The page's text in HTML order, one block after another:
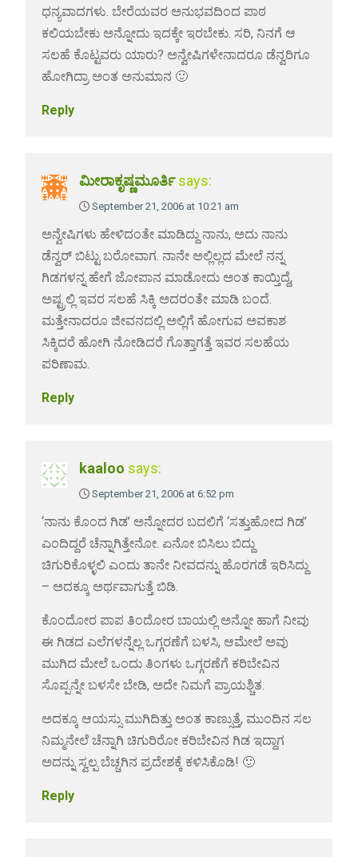
ಧನ್ಯವಾದಗಳು. ಬೇರೆಯವರ ಅನುಭವದಿಂದ ಪಾಠ
ಕಲಿಯಬೇಕು ಅನ್ನೋದು ಇದಕ್ಕೇ ಇರಬೇಕು. ಸರಿ, ನಿನಗೆ ಆ
ಸಲಹೆ ಕೊಟ್ಟವರು ಯಾರು? ಅನ್ವೇಷಿಗಳೇನಾದರೂ ಡೆನ್ವರಿಗೂ
ಹೋಗಿದ್ರಾ ಅಂತ ಅನುಮಾನ 🙂
Reply
ಮೀರಾಕೃಷ್ಣಮೂರ್ತಿ says:
September 21, 2006 at 10:21 am
ಅನ್ವೇಷಿಗಳು ಹೇಳಿದಂತೇ ಮಾಡಿದ್ದು ನಾನು, ಅದು ನಾನು
ಡೆನ್ವರ್ ಬಿಟ್ಟು ಬರೋವಾಗ. ನಾನೇ ಅಲ್ಲಿಲ್ಲದ ಮೇಲೆ ನನ್ನ
ಗಿಡಗಳನ್ನ ಹೇಗೆ ಜೋಪಾನ ಮಾಡೋದು ಅಂತ ಕಾಯ್ತಿದ್ದೆ,
ಅಷ್ಟ್ರಲ್ಲಿ ಇವರ ಸಲಹೆ ಸಿಕ್ಕಿ ಅದರಂತೇ ಮಾಡಿ ಬಂದೆ.
ಮತ್ತೇನಾದರೂ ಜೀವನದಲ್ಲಿ ಅಲ್ಲಿಗೆ ಹೋಗುವ ಅವಕಾಶ
ಸಿಕ್ಕಿದರೆ ಹೋಗಿ ನೋಡಿದರೆ ಗೊತ್ತಾಗತ್ತೆ ಇವರ ಸಲಹೆಯ
ಪರಿಣಾಮ.
Reply
kaaloo says:
September 21, 2006 at 6:52 pm
‘ನಾನು ಕೊಂದ ಗಿಡ’ ಅನ್ನೋದರ ಬದಲಿಗೆ ‘ಸತ್ತುಹೋದ ಗಿಡ’
ಎಂದಿದ್ದರೆ ಚೆನ್ನಾಗಿತ್ತೇನೋ. ಏನೋ ಬಿಸಿಲು ಬಿದ್ದು
ಚಿಗುರಿಕೊಳ್ಳಲಿ ಎಂದು ತಾನೇ ನೀವದನ್ನು ಹೊರಗಡೆ ಇರಿಸಿದ್ದು
– ಅದಕ್ಕೂ ಅರ್ಥವಾಗುತ್ತೆ ಬಿಡಿ.
ಕೊಂದೋರ ಪಾಪ ತಿಂದೋರ ಬಾಯಲ್ಲಿ ಅನ್ನೋ ಹಾಗೆ ನೀವು
ಈ ಗಿಡದ ಎಲೆಗಳನ್ನೆಲ್ಲ ಒಗ್ಗರಣೆಗೆ ಬಳಸಿ, ಆಮೇಲೆ ಅವು
ಮುಗಿದ ಮೇಲೆ ಒಂದು ತಿಂಗಳು ಒಗ್ಗರಣೆಗೆ ಕರಿಬೇವಿನ
ಸೊಪ್ಪನ್ನೇ ಬಳಸೇ ಬೇಡಿ, ಅದೇ ನಿಮಗೆ ಪ್ರಾಯಶ್ಚಿತ.
ಅದಕ್ಕೂ ಆಯಸ್ಸು ಮುಗಿದಿತ್ತು ಅಂತ ಕಾಣ್ಸುತ್ತೆ, ಮುಂದಿನ ಸಲ
ನಿಮ್ಮನೇಲೆ ಚೆನ್ನಾಗಿ ಚಿಗುರಿರೋ ಕರಿಬೇವಿನ ಗಿಡ ಇದ್ದಾಗ
ಅದನ್ನು ಸ್ವಲ್ಪ ಬೆಚ್ಚಗಿನ ಪ್ರದೇಶಕ್ಕೆ ಕಳಿಸಿಕೊಡಿ! 🙂
Reply